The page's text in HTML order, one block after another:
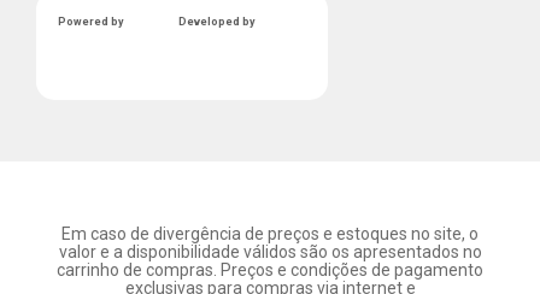
Powered by Developed by
Em caso de divergência de preços e estoques no site, o
valor e a disponibilidade válidos são os apresentados no
carrinho de compras. Preços e condições de pagamento
exclusivas para compras via internet e